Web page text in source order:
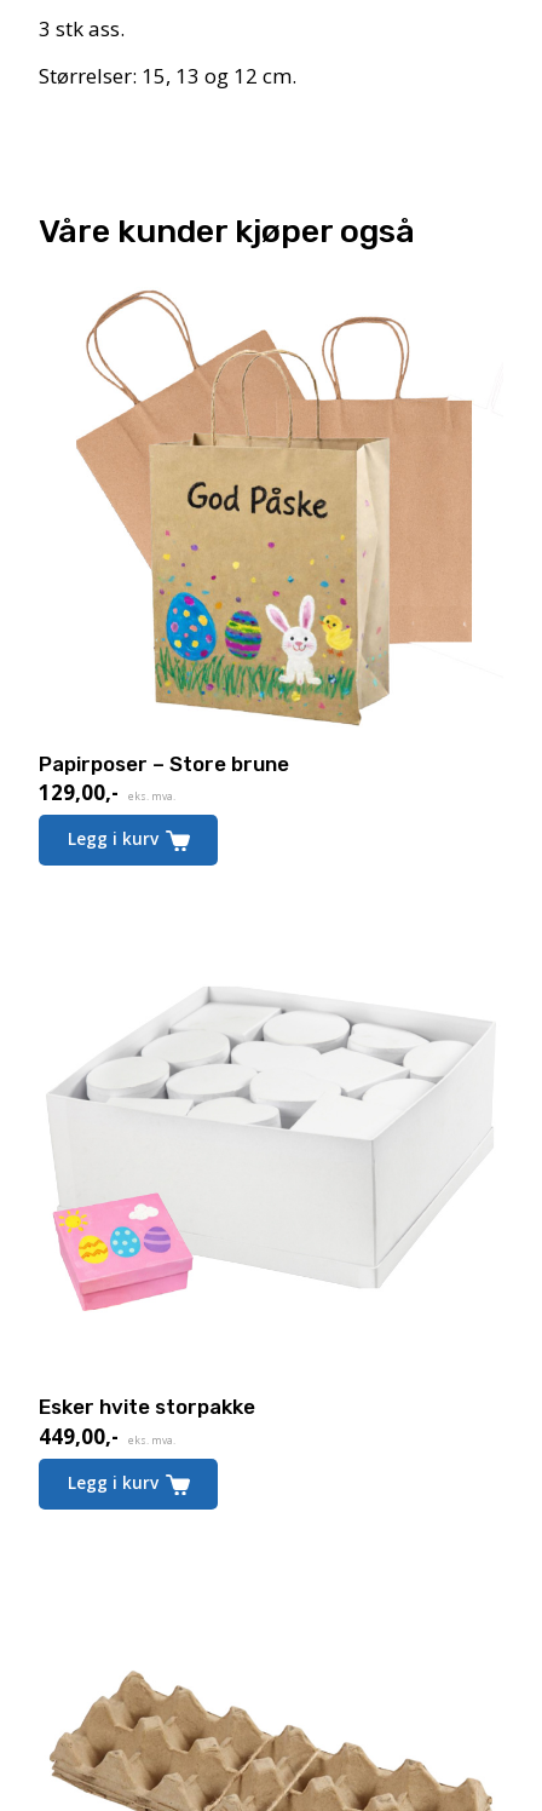
3 stk ass.
Størrelser: 15, 13 og 12 cm.
Våre kunder kjøper også
Papirposer – Store brune
129,00,- eks. mva.
Legg i kurv
Esker hvite storpakke
449,00,- eks. mva.
Legg i kurv